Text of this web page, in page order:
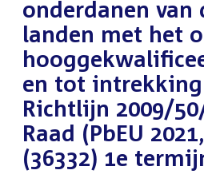
onderdanen van
landen met het
en tot intrekking
Richtlijn 2009/
Raad (PbEU
(36332) 1e